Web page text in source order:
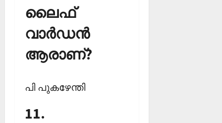
ലൈഫ്
വാര്‍ഡന്‍
ആരാണ്?
പി പുകഴേന്തി
11.